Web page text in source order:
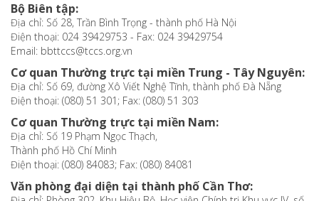
Bộ Biên tập:
Địa chỉ: Số 28, Trần Bình Trọng - thành phố Hà Nội
Điện thoại: 024 39429753 - Fax: 024 39429754
Email: bbttccs@tccs.org.vn
Cơ quan Thường trực tại miền Trung - Tây Nguyên:
Địa chỉ: Số 69, đường Xô Viết Nghệ Tĩnh, thành phố Đà Nẵng
Điện thoại: (080) 51 301; Fax: (080) 51 303
Cơ quan Thường trực tại miền Nam:
Địa chỉ: Số 19 Phạm Ngọc Thạch,
Thành phố Hồ Chí Minh
Điện thoại: (080) 84083; Fax: (080) 84081
Văn phòng đại diện tại thành phố Cần Thơ: